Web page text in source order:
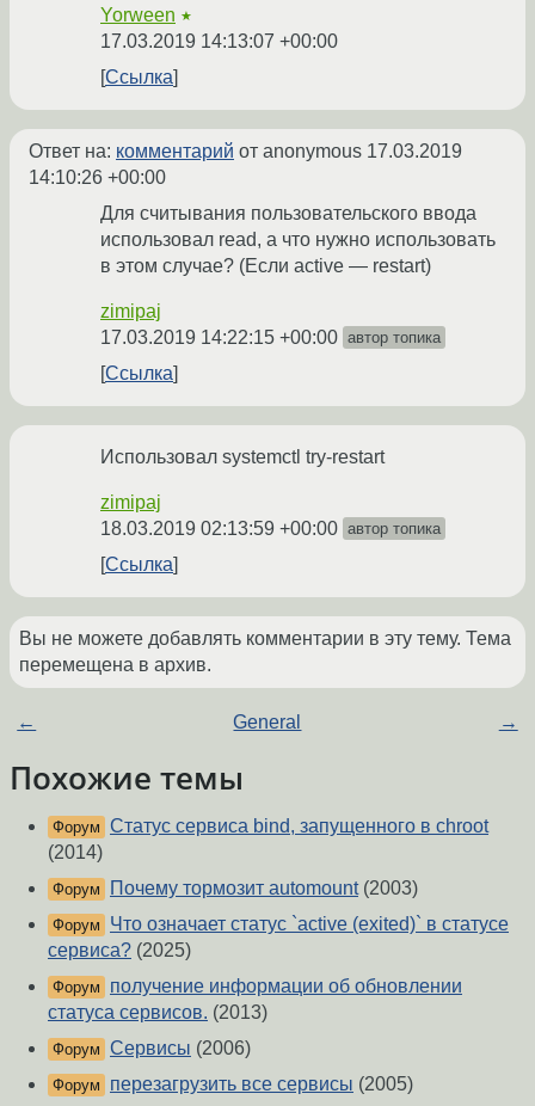
Yorween ★
17.03.2019 14:13:07 +00:00
Ссылка
Ответ на: комментарий от anonymous 17.03.2019
14:10:26 +00:00
Для считывания пользовательского ввода
использовал read, а что нужно использовать
в этом случае? (Если active — restart)
zimipaj
17.03.2019 14:22:15 +00:00 автор топика
Ссылка
Использовал systemctl try-restart
zimipaj
18.03.2019 02:13:59 +00:00 автор топика
Ссылка
Вы не можете добавлять комментарии в эту тему. Тема
перемещена в архив.
← General →
Похожие темы
Форум Статус сервиса bind, запущенного в chroot
(2014)
Форум Почему тормозит automount(2003)
Форум
Что означает статус `active (exited)` в статусе
сервиса? (2025)
Форум
получение информации об обновлении
статуса сервисов. (2013)
Форум Сервисы (2006)
Форум перезагрузить все сервисы (2005)